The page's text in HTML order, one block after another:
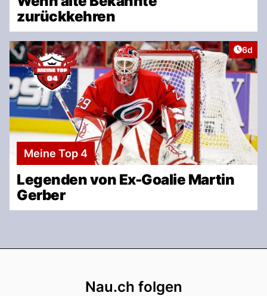
zurückkehren
6d
Meine Top 4
Legenden von Ex-Goalie Martin
Gerber
Nau.ch folgen